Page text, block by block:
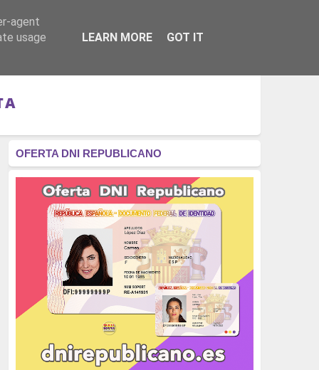
RÉGIMEN - MONARQUÍA
OFERTA DNI REPUBLICANO
agent
usage
LEARN MORE GOT IT